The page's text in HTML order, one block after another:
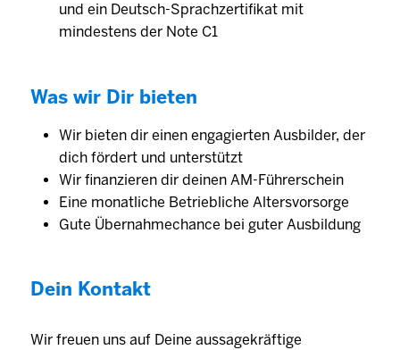
und ein Deutsch-Sprachzertifikat mit
mindestens der Note C1
Was wir Dir bieten
Wir bieten dir einen engagierten Aus­bilder, der
dich fördert und unter­stützt
Wir finanzieren dir deinen AM-Führerschein
Eine monat­liche Betrieb­liche Alters­vorsorge
Gute Übernahmechance bei guter Ausbildung
Dein Kontakt
Wir freuen uns auf Deine aussagekräftige